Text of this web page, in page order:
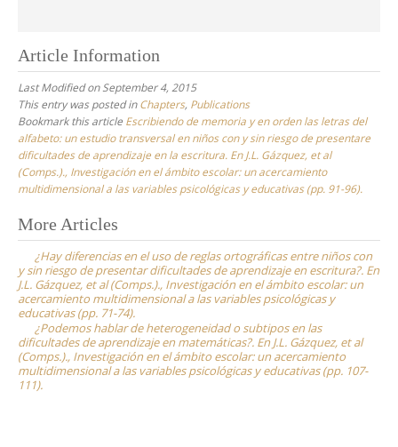
Article Information
Last Modified on September 4, 2015
This entry was posted inChapters, Publications
Bookmark this article Escribiendo de memoria y en orden las letras del
alfabeto: un estudio transversal en niños con y sin riesgo de presentare
dificultades de aprendizaje en la escritura. En J.L. Gázquez, et al
(Comps.)., Investigación en el ámbito escolar: un acercamiento
multidimensional a las variables psicológicas y educativas (pp. 91-96).
Post
navigation
More Articles
¿Hay diferencias en el uso de reglas ortográficas entre niños con
y sin riesgo de presentar dificultades de aprendizaje en escritura?. En
J.L. Gázquez, et al (Comps.)., Investigación en el ámbito escolar: un
acercamiento multidimensional a las variables psicológicas y
educativas (pp. 71-74).
¿Podemos hablar de heterogeneidad o subtipos en las
dificultades de aprendizaje en matemáticas?. En J.L. Gázquez, et al
(Comps.)., Investigación en el ámbito escolar: un acercamiento
multidimensional a las variables psicológicas y educativas (pp. 107-
111).